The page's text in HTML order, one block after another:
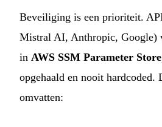
Beveiliging is een prioriteit.
Mistral AI, Anthropic, Google)
in AWS SSM Parameter Store
opgehaald en nooit hardcoded.
omvatten: